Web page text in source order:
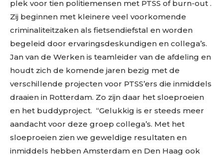
plek voor tien politiemensen met PTSS of burn-out .
Zij beginnen met kleinere veel voorkomende
criminaliteitzaken als fietsendiefstal en worden
begeleid door ervaringsdeskundigen en collega’s.
Jan van de Werken is teamleider van de afdeling en
houdt zich de komende jaren bezig met de
verschillende projecten voor PTSS’ers die inmiddels
draaien in Rotterdam. Zo zijn daar het sloeproeien
en het buddyproject. “Gelukkig is er steeds meer
aandacht voor deze groep collega’s. Met het
sloeproeien zien we geweldige resultaten en
inmiddels hebben Amsterdam en Den Haag ook